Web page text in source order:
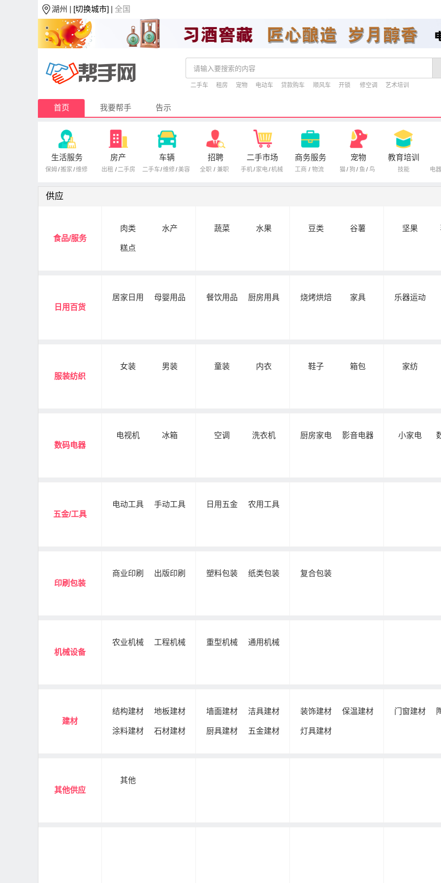
湖州 | [切换城市] |全国
二手车 租房 宠物 电动车 贷款购车 顺风车 开锁 修空调 艺术培训
首页 我要帮手 告示
生活服务
保姆/搬家 /维修
房产
出租 /二手房
车辆
二手车/维修/美容
招聘
全职 / 兼职
二手市场
手机/ 家电/机械
商务服务
工商 / 物流
宠物
猫/ 狗 / 鱼 / 鸟
教育培训
技能 电器
供应
食品/服务
肉类 水产 蔬菜 水果 豆类 谷薯 坚果
糕点
日用百货
居家日用 母婴用品 餐饮用品 厨房用具 烧烤烘焙 家具 乐器运动
服装纺织
女装 男装 童装 内衣 鞋子 箱包 家纺
数码电器
电视机 冰箱 空调 洗衣机 厨房家电 影音电器 小家电
五金/工具
电动工具 手动工具 日用五金 农用工具
印刷包装
商业印刷 出版印刷 塑料包装 纸类包装 复合包装
机械设备
农业机械 工程机械 重型机械 通用机械
建材
结构建材 地板建材 墙面建材 洁具建材 装饰建材 保温建材 门窗建材
涂料建材 石材建材 厨具建材 五金建材 灯具建材
其他供应
其他